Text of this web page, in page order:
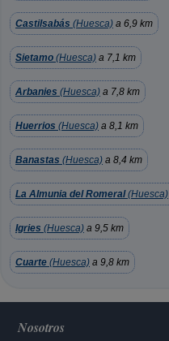
Castilsabás (Huesca) a 6,9 km
Sietamo (Huesca) a 7,1 km
Arbanies (Huesca) a 7,8 km
Huerrios (Huesca) a 8,1 km
Banastas (Huesca) a 8,4 km
La Almunia del Romeral(Huesca)
Igries (Huesca) a 9,5 km
Cuarte (Huesca) a 9,8 km
Nosotros